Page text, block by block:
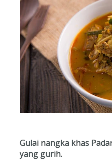
Gulai nangka khas
yang gurih.